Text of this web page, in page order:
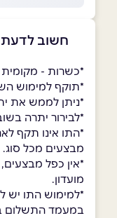
חשוב לדעת
*כשרות - מקומית
*תוקף למימוש השובר-
*ניתן לממש את
*לבירור יתרה
*התו אינו תקף
מבצעים מכל סוג.
*אין כפל
מועדון.
*למימוש התו יש
במעמד התשלום